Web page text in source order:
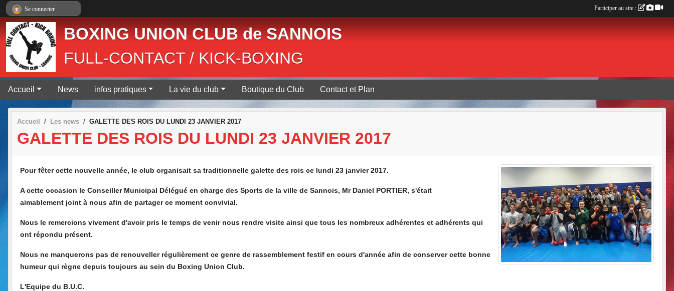
BOXING UNION CLUB de SANNOIS
FULL-CONTACT / KICK-BOXING
Accueil News infos pratiques La vie du club Boutique du Club Contact et Plan
Accueil Les news GALETTE DES ROIS DU LUNDI 23 JANVIER 2017
GALETTE DES ROIS DU LUNDI 23 JANVIER 2017
Pour fêter cette nouvelle année, le club organisait sa traditionnelle galette des rois ce lundi 23 janvier 2017.
A cette occasion le Conseiller Municipal Délégué en charge des Sports de la ville de Sannois, Mr Daniel PORTIER, s'était
aimablement joint à nous afin de partager ce moment convivial.
Nous le remercions vivement d'avoir pris le temps de venir nous rendre visite ainsi que tous les nombreux adhérentes et adhérents qui
ont répondu présent.
Nous ne manquerons pas de renouveller régulièrement ce genre de rassemblement festif en cours d'année afin de conserver cette bonne
humeur qui règne depuis toujours au sein du Boxing Union Club.
L'Equipe du B.U.C.
Se connecter Participer au site :
Panneau de gestion des cookies